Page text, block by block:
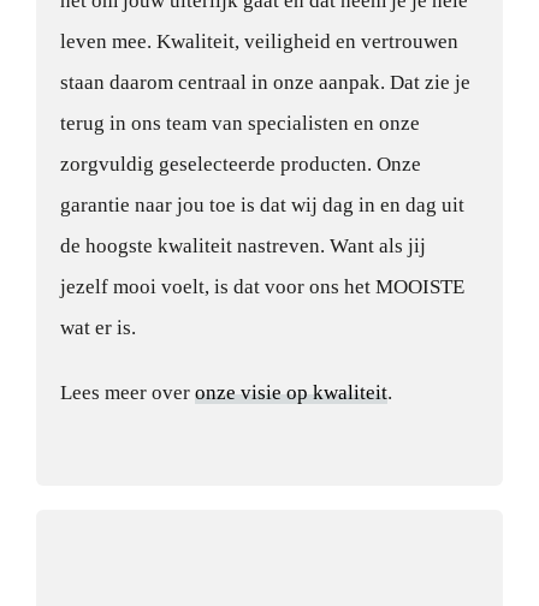
leven mee. Kwaliteit, veiligheid en vertrouwen
staan daarom centraal in onze aanpak. Dat zie je
terug in ons team van specialisten en onze
zorgvuldig geselecteerde producten. Onze
garantie naar jou toe is dat wij dag in en dag uit
de hoogste kwaliteit nastreven. Want als jij
jezelf mooi voelt, is dat voor ons het MOOISTE
wat er is.
Lees meer overonze visie op kwaliteit.